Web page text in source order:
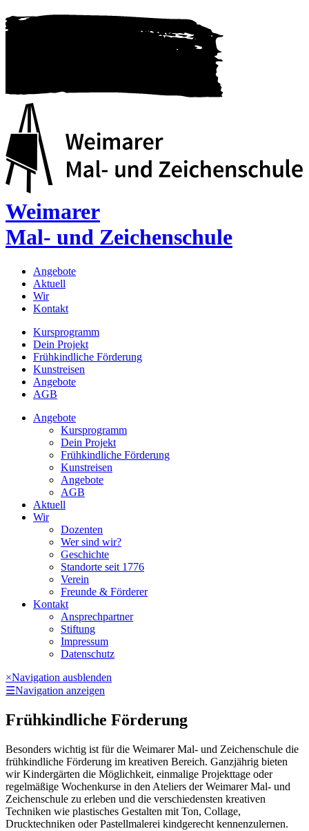
Weimarer
Mal- und Zeichenschule
Angebote
Aktuell
Wir
Kontakt
Kursprogramm
Dein Projekt
Frühkindliche Förderung
Kunstreisen
Angebote
AGB
Angebote
Kursprogramm
Dein Projekt
Frühkindliche Förderung
Kunstreisen
Angebote
AGB
Aktuell
Wir
Dozenten
Wer sind wir?
Geschichte
Standorte seit 1776
Verein
Freunde & Förderer
Kontakt
Ansprechpartner
Stiftung
Impressum
Datenschutz
×Navigation ausblenden
☰Navigation anzeigen
Frühkindliche Förderung
Besonders wichtig ist für die Weimarer Mal- und Zeichenschule die
frühkindliche Förderung im kreativen Bereich. Ganzjährig bieten
wir Kindergärten die Möglichkeit, einmalige Projekttage oder
regelmäßige Wochenkurse in den Ateliers der Weimarer Mal- und
Zeichenschule zu erleben und die verschiedensten kreativen
Techniken wie plastisches Gestalten mit Ton, Collage,
Drucktechniken oder Pastellmalerei kindgerecht kennenzulernen.